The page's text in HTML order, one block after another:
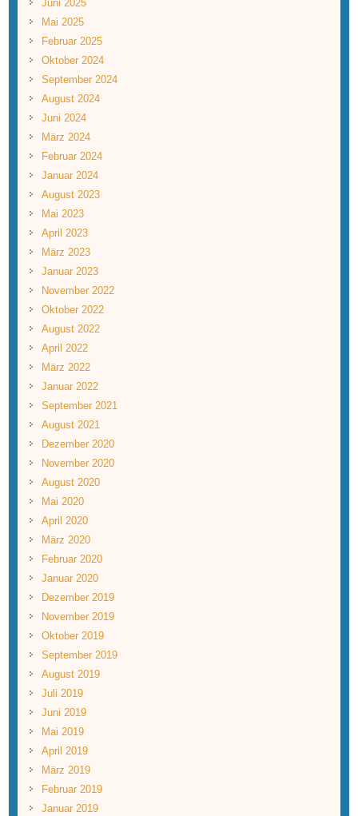
Juni 2025
Mai 2025
Februar 2025
Oktober 2024
September 2024
August 2024
Juni 2024
März 2024
Februar 2024
Januar 2024
August 2023
Mai 2023
April 2023
März 2023
Januar 2023
November 2022
Oktober 2022
August 2022
April 2022
März 2022
Januar 2022
September 2021
August 2021
Dezember 2020
November 2020
August 2020
Mai 2020
April 2020
März 2020
Februar 2020
Januar 2020
Dezember 2019
November 2019
Oktober 2019
September 2019
August 2019
Juli 2019
Juni 2019
Mai 2019
April 2019
März 2019
Februar 2019
Januar 2019